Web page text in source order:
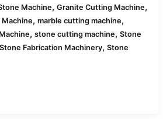
Machine,Granite Cutting Machine,
,marble cutting machine,
,stone cutting machine,Stone
Stone Fabrication Machinery,Stone